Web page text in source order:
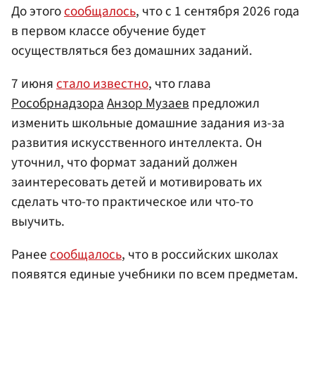
До этогосообщалось, что с 1 сентября 2026 года
в первом классе обучение будет
осуществляться без домашних заданий.
7 июнястало известно, что глава
РособрнадзораАнзор Музаевпредложил
изменить школьные домашние задания из-за
развития искусственного интеллекта. Он
уточнил, что формат заданий должен
заинтересовать детей и мотивировать их
сделать что-то практическое или что-то
выучить.
Ранеесообщалось, что в российских школах
появятся единые учебники по всем предметам.